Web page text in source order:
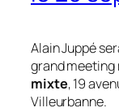
Alain Juppé
grand meeting
mixte, 19
Villeurbanne.